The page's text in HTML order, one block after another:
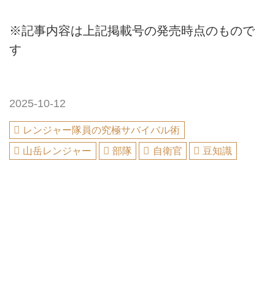
※記事内容は上記掲載号の発売時点のもので
す
2025-10-12
レンジャー隊員の究極サバイバル術
山岳レンジャー
部隊 自衛官 豆知識